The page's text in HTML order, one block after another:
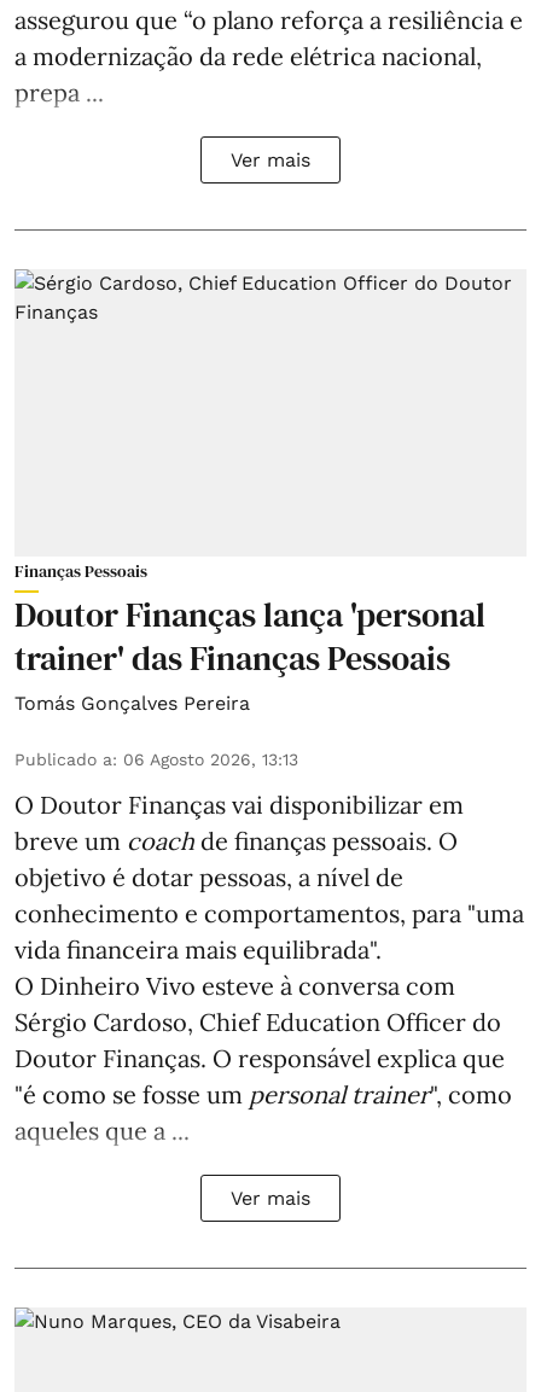
assegurou que “o plano reforça a resiliência e
a modernização da rede elétrica nacional,
prepa ...
Ver mais
Finanças Pessoais
Doutor Finanças lança 'personal
trainer' das Finanças Pessoais
Tomás Gonçalves Pereira
Publicado a: 06 Agosto 2026, 13:13
O Doutor Finanças vai disponibilizar em
breve um coach de finanças pessoais. O
objetivo é dotar pessoas, a nível de
conhecimento e comportamentos, para "uma
vida financeira mais equilibrada".
O Dinheiro Vivo esteve à conversa com
Sérgio Cardoso, Chief Education Officer do
Doutor Finanças. O responsável explica que
"é como se fosse um personal trainer", como
aqueles que a ...
Ver mais